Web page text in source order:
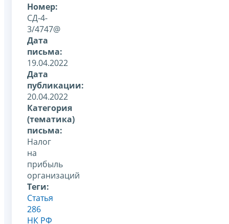
Номер:
СД-4-
3/4747@
Дата
письма:
19.04.2022
Дата
публикации:
20.04.2022
Категория
(тематика)
письма:
Налог
на
прибыль
организаций
Теги:
Статья
286
НК РФ